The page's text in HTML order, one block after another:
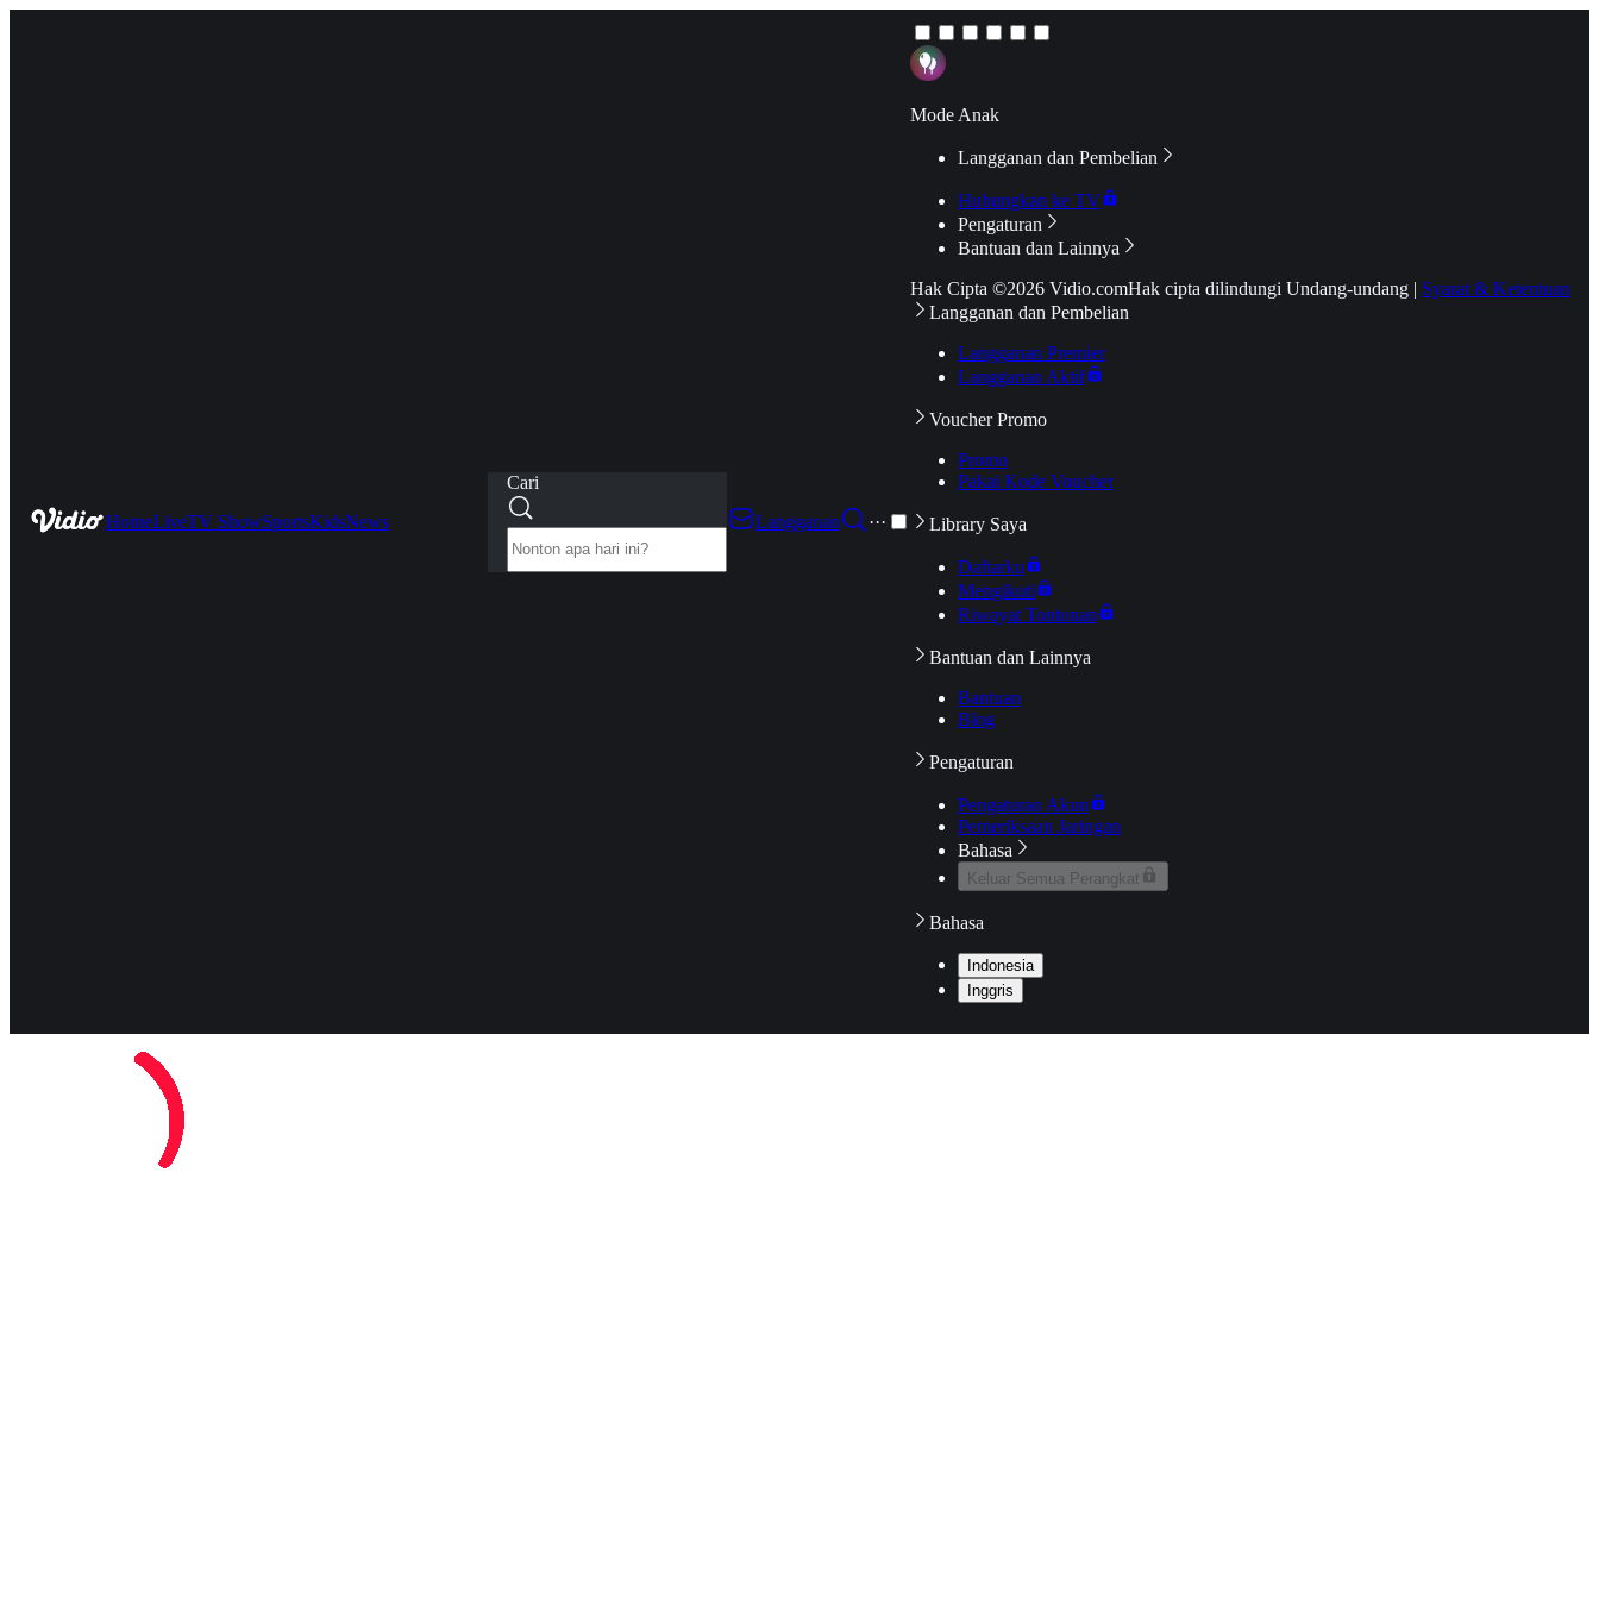
HomeLiveTV ShowSportsKidsNews
Cari
Langganan
···
Mode Anak
Langganan dan Pembelian
Hubungkan ke TV
Pengaturan
Bantuan dan Lainnya
Hak Cipta ©2026 Vidio.comHak cipta dilindungi Undang-undang | Syarat & Ketentuan
Langganan dan Pembelian
Langganan Premier
Langganan Aktif
Voucher Promo
Promo
Pakai Kode Voucher
Library Saya
Daftarku
Mengikuti
Riwayat Tontonan
Bantuan dan Lainnya
Bantuan
Blog
Pengaturan
Pengaturan Akun
Pemeriksaan Jaringan
Bahasa
Keluar Semua Perangkat
Bahasa
Indonesia
Inggris